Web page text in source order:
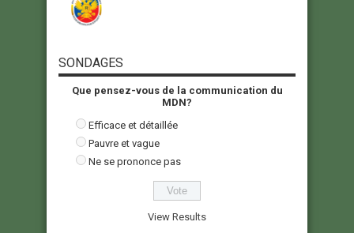
SONDAGES
Que pensez-vous de la communication du
MDN?
Efficace et détaillée
Pauvre et vague
Ne se prononce pas
View Results